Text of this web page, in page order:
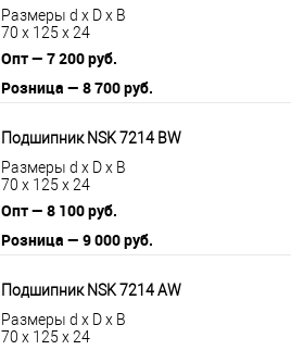
Размеры d x D x B
70 x 125 x 24
Опт — 7 200 руб.
Розница — 8 700 руб.
Подшипник NSK 7214 BW
Размеры d x D x B
70 x 125 x 24
Опт — 8 100 руб.
Розница — 9 000 руб.
Подшипник NSK 7214 AW
Размеры d x D x B
70 x 125 x 24